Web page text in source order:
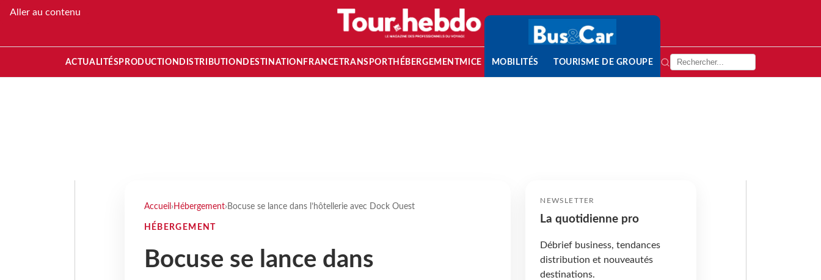
Aller au contenu
ACTUALITÉS PRODUCTION DISTRIBUTION DESTINATION FRANCETRANSPORT HÉBERGEMENTMICE MOBILITÉS TOURISME DE GROUPE
Accueil › Hébergement› Bocuse se lance dans l’hôtellerie avec Dock Ouest
HÉBERGEMENT
Bocuse se lance dans
NEWSLETTER
La quotidienne pro
Débrief business, tendances
distribution et nouveautés
destinations.